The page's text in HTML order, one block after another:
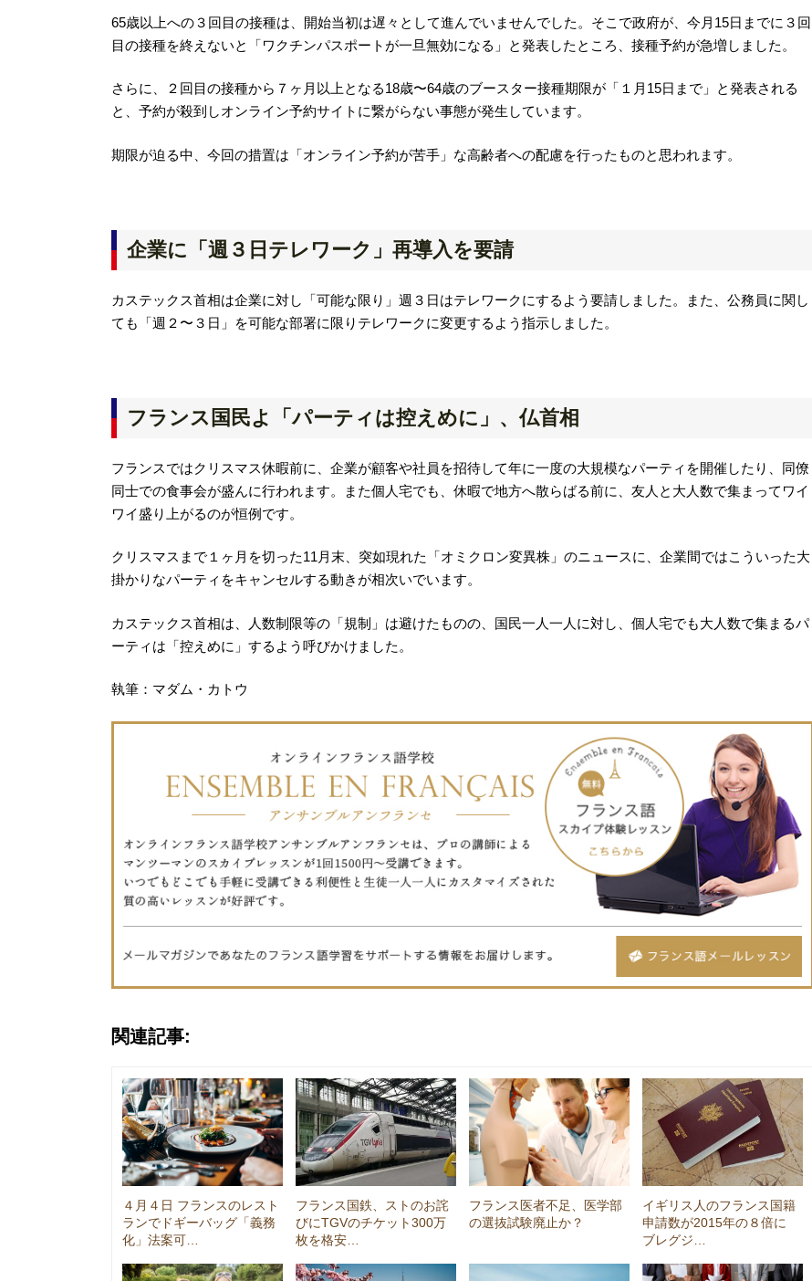
65歳以上への３回目の接種は、開始当初は遅々として進んでいませんでした。そこで政府が、今月15日までに３回
目の接種を終えないと「ワクチンパスポートが一旦無効になる」と発表したところ、接種予約が急増しました。
さらに、２回目の接種から７ヶ月以上となる18歳〜64歳のブースター接種期限が「１月15日まで」と発表される
と、予約が殺到しオンライン予約サイトに繋がらない事態が発生しています。
期限が迫る中、今回の措置は「オンライン予約が苦手」な高齢者への配慮を行ったものと思われます。
企業に「週３日テレワーク」再導入を要請
カステックス首相は企業に対し「可能な限り」週３日はテレワークにするよう要請しました。また、公務員に関し
ても「週２〜３日」を可能な部署に限りテレワークに変更するよう指示しました。
フランス国民よ「パーティは控えめに」、仏首相
フランスではクリスマス休暇前に、企業が顧客や社員を招待して年に一度の大規模なパーティを開催したり、同僚
同士での食事会が盛んに行われます。また個人宅でも、休暇で地方へ散らばる前に、友人と大人数で集まってワイ
ワイ盛り上がるのが恒例です。
クリスマスまで１ヶ月を切った11月末、突如現れた「オミクロン変異株」のニュースに、企業間ではこういった大
掛かりなパーティをキャンセルする動きが相次いでいます。
カステックス首相は、人数制限等の「規制」は避けたものの、国民一人一人に対し、個人宅でも大人数で集まるパ
ーティは「控えめに」するよう呼びかけました。
執筆：マダム・カトウ
関連記事:
４月４日 フランスのレスト
ランでドギーバッグ「義務
化」法案可…
フランス国鉄、ストのお詫
びにTGVのチケット300万
枚を格安…
フランス医者不足、医学部
の選抜試験廃止か？
イギリス人のフランス国籍
申請数が2015年の８倍に
ブレグジ…